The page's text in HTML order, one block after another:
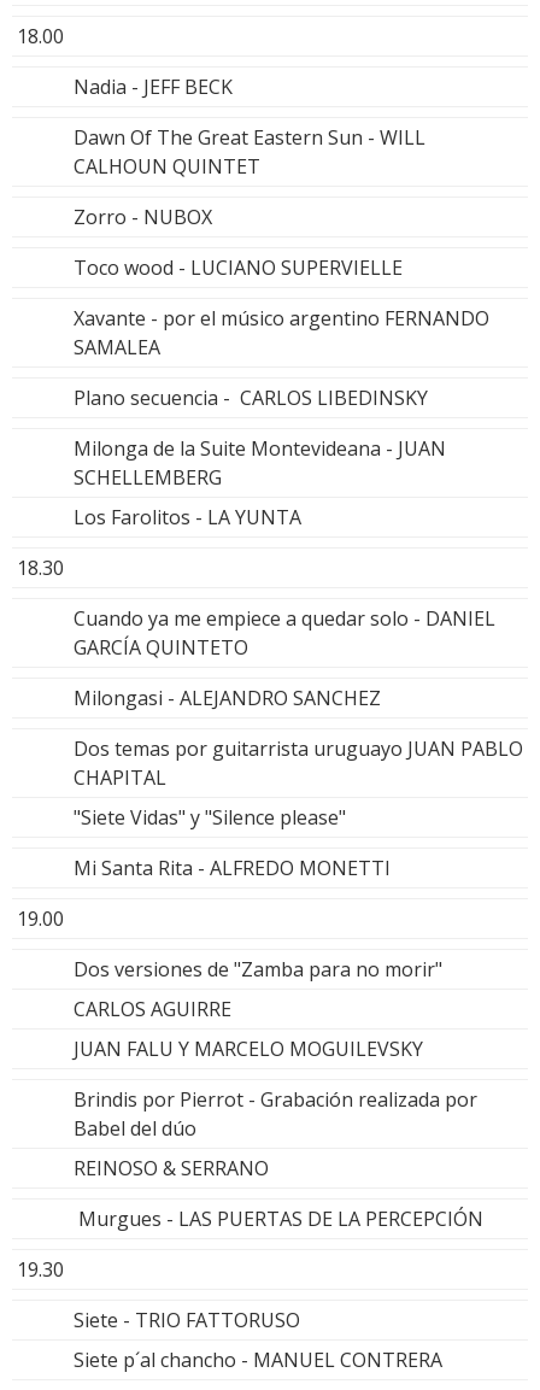
18.00
Nadia - JEFF BECK
Dawn Of The Great Eastern Sun - WILL
CALHOUN QUINTET
Zorro - NUBOX
Toco wood - LUCIANO SUPERVIELLE
Xavante - por el músico argentino FERNANDO
SAMALEA
Plano secuencia - CARLOS LIBEDINSKY
Milonga de la Suite Montevideana - JUAN
SCHELLEMBERG
Los Farolitos - LA YUNTA
18.30
Cuando ya me empiece a quedar solo - DANIEL
GARCÍA QUINTETO
Milongasi - ALEJANDRO SANCHEZ
Dos temas por guitarrista uruguayo JUAN PABLO
CHAPITAL
"Siete Vidas" y "Silence please"
Mi Santa Rita - ALFREDO MONETTI
19.00
Dos versiones de "Zamba para no morir"
CARLOS AGUIRRE
JUAN FALU Y MARCELO MOGUILEVSKY
Brindis por Pierrot - Grabación realizada por
Babel del dúo
REINOSO & SERRANO
Murgues - LAS PUERTAS DE LA PERCEPCIÓN
19.30
Siete - TRIO FATTORUSO
Siete p´al chancho - MANUEL CONTRERA